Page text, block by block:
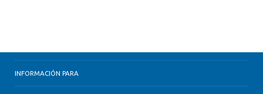
INFORMACIÓN PARA